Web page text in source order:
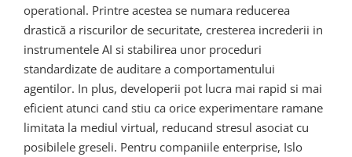
operational. Printre acestea se numara reducerea
drastică a riscurilor de securitate, cresterea increderii in
instrumentele AI si stabilirea unor proceduri
standardizate de auditare a comportamentului
agentilor. In plus, developerii pot lucra mai rapid si mai
eficient atunci cand stiu ca orice experimentare ramane
limitata la mediul virtual, reducand stresul asociat cu
posibilele greseli. Pentru companiile enterprise, Islo